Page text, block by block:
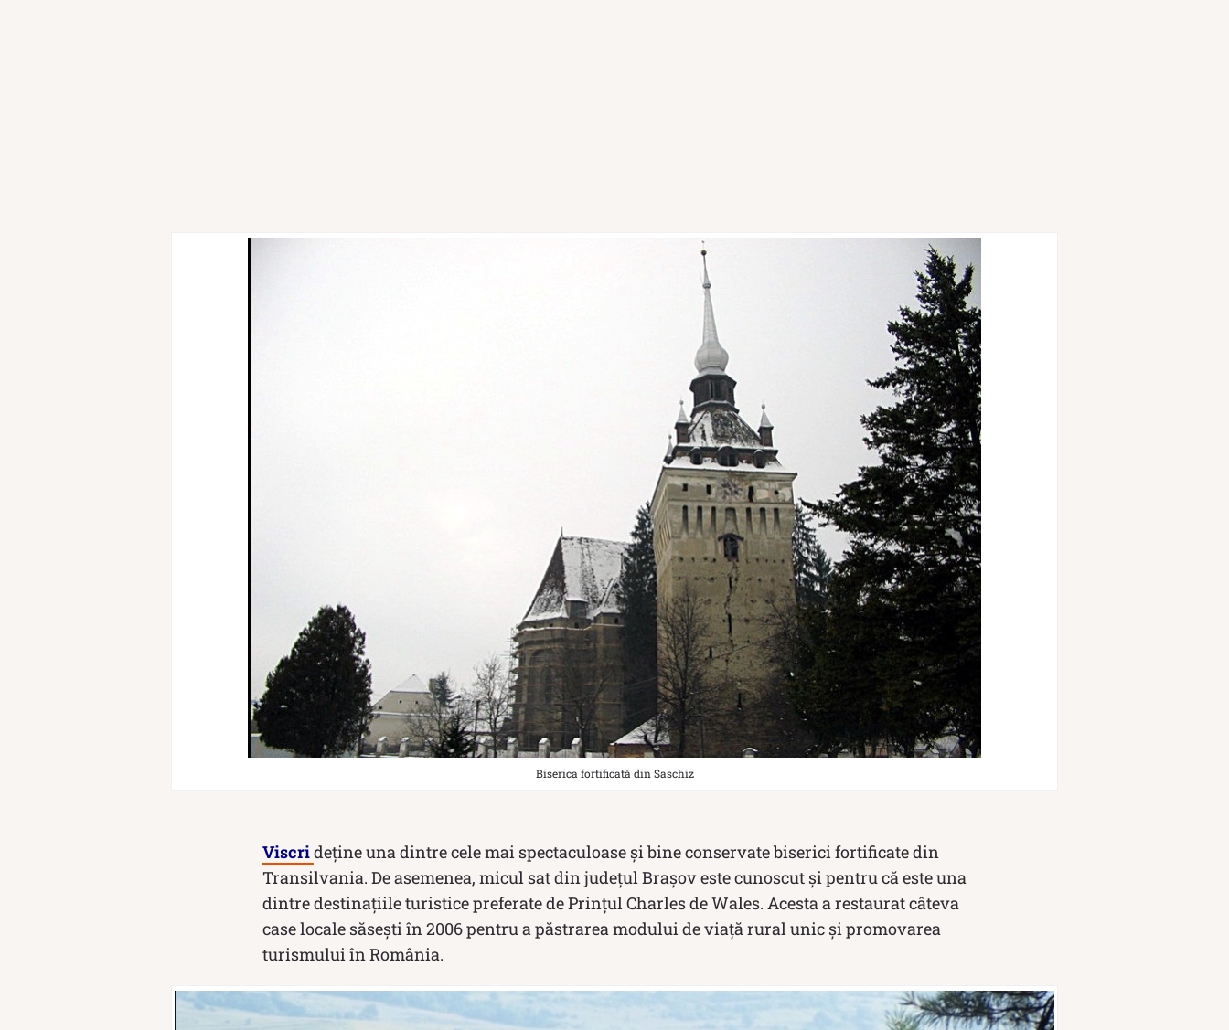
Biserica fortificată din Saschiz
Viscrideține una dintre cele mai spectaculoase și bine conservate biserici fortificate din
Transilvania. De asemenea, micul sat din județul Brașov este cunoscut și pentru că este una
dintre destinațiile turistice preferate de Prințul Charles de Wales. Acesta a restaurat câteva
case locale săsești în 2006 pentru a păstrarea modului de viață rural unic și promovarea
turismului în România.